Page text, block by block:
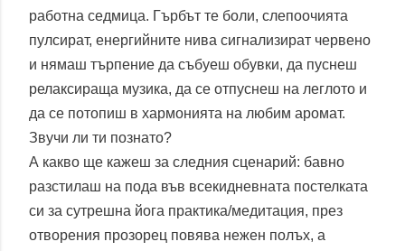
работна седмица. Гърбът те боли, слепоочията
пулсират, енергийните нива сигнализират червено
и нямаш търпение да събуеш обувки, да пуснеш
релаксираща музика, да се отпуснеш на леглото и
да се потопиш в хармонията на любим аромат.
Звучи ли ти познато?
А какво ще кажеш за следния сценарий: бавно
разстилаш на пода във всекидневната постелката
си за сутрешна йога практика/медитация, през
отворения прозорец повява нежен полъх, а